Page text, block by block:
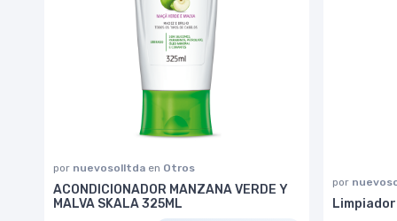
por nuevosolltda en Otros
ACONDICIONADOR MANZANA VERDE Y
MALVA SKALA 325ML
por